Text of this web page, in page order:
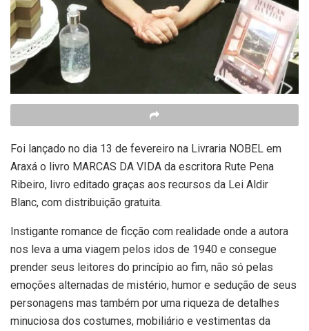
Foi lançado no dia 13 de fevereiro na Livraria NOBEL em
Araxá o livro MARCAS DA VIDA da escritora Rute Pena
Ribeiro, livro editado graças aos recursos da Lei Aldir
Blanc, com distribuição gratuita.
Instigante romance de ficção com realidade onde a autora
nos leva a uma viagem pelos idos de 1940 e consegue
prender seus leitores do princípio ao fim, não só pelas
emoções alternadas de mistério, humor e sedução de seus
personagens mas também por uma riqueza de detalhes
minuciosa dos costumes, mobiliário e vestimentas da